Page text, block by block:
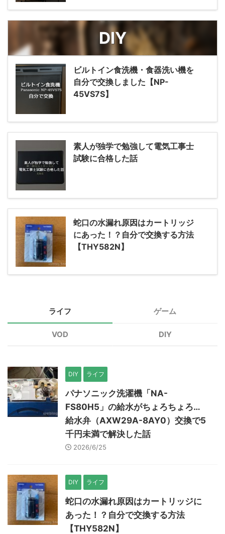
DIY
ビルトイン食洗機・食器洗い機を
自分で交換しました【NP-
45VS7S】
素人が独学で勉強して電気工事士
試験に合格した話
蛇口の水漏れ原因はカートリッジ
にあった！？自分で交換する方法
【THY582N】
ライフ ゲーム
VOD DIY
DIY ライフ
パナソニック洗濯機「NA-
FS80H5」の給水がちょろちょろ…
給水弁（AXW29A-8AY0）交換で5
千円未満で解決した話
2026/6/25
DIY ライフ
蛇口の水漏れ原因はカートリッジに
あった！？自分で交換する方法
【THY582N】